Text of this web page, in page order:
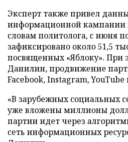
Эксперт также привел
информационной кампании
словам политолога, с июня
зафиксировано около 51,5
посвященных «Яблоку». При
Данилин, продвижение
Facebook, Instagram,
«В зарубежных социальных
уже вложены миллионы
партии идет через
сеть информационных